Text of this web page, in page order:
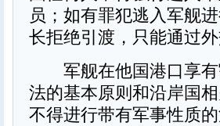
员；如有罪犯逃入军舰
长拒绝引渡，只能通过外
军舰在他国港口享有
法的基本原则和沿岸国
不得进行带有军事性质